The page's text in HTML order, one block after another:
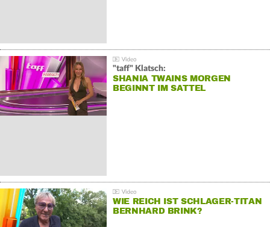
"taff" Klatsch:
SHANIA TWAINS MORGEN
BEGINNT IM SATTEL
WIE REICH IST SCHLAGER-TITAN
BERNHARD BRINK?